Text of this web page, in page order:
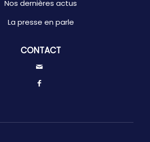
Nos dernières actus
La presse en parle
CONTACT